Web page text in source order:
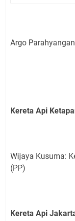
Argo
Kereta Api
Wijaya Kusuma:
(PP)
Kereta Api